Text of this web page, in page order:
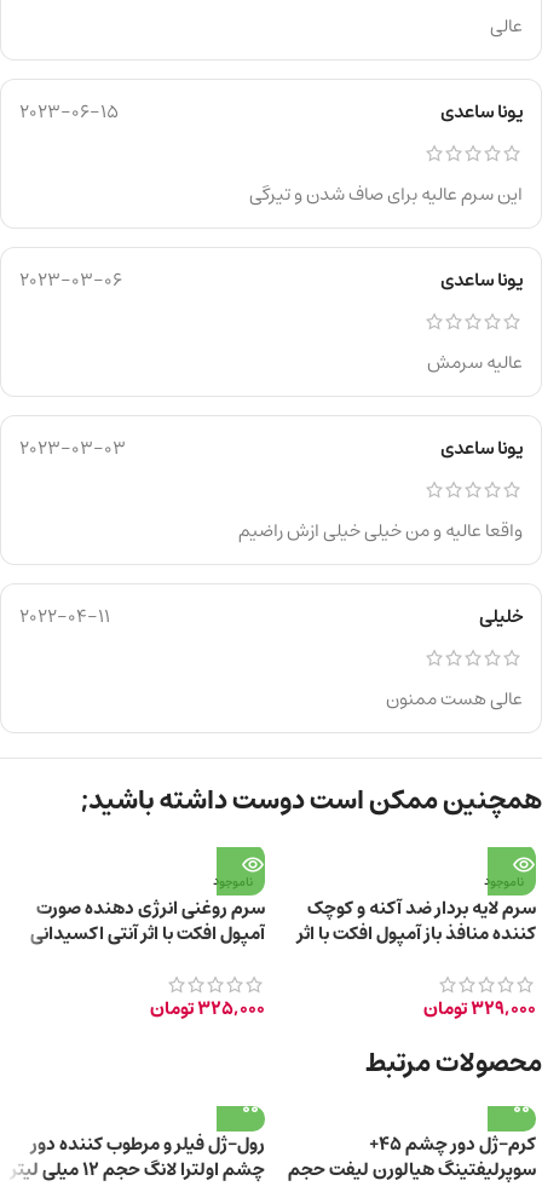
عالی
یونا ساعدی 2023-06-15
این سرم عالیه برای صاف شدن و تیرگی
یونا ساعدی 2023-03-06
عالیه سرمش
یونا ساعدی 2023-03-03
واقعا عالیه و من خیلی خیلی ازش راضیم
خلیلی 2022-04-11
عالی هست ممنون
همچنین ممکن است دوست داشته باشید;
ناموجود
سرم لایه بردار ضد آکنه و کوچک
کننده منافذ باز آمپول افکت با اثر
329,000تومان
ناموجود
سرم روغنی انرژی دهنده صورت
آمپول افکت با اثر آنتی اکسیدانی
325,000تومان
محصولات مرتبط
کرم-ژل دور چشم 45+
سوپرلیفتینگ هیالورن لیفت حجم
رول-ژل فیلر و مرطوب کننده دور
چشم اولترا لانگ حجم 12 میلی لیتر